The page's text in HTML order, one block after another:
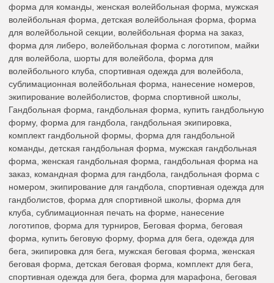
форма для команды, женская волейбольная форма, мужская
волейбольная форма, детская волейбольная форма, форма
для волейбольной секции, волейбольная форма на заказ,
форма для либеро, волейбольная форма с логотипом, майки
для волейбола, шорты для волейбола, форма для
волейбольного клуба, спортивная одежда для волейбола,
сублимационная волейбольная форма, нанесение номеров,
экипирование волейболистов, форма спортивной школы,
Гандбольная форма, гандбольная форма, купить гандбольную
форму, форма для гандбола, гандбольная экипировка,
комплект гандбольной формы, форма для гандбольной
команды, детская гандбольная форма, мужская гандбольная
форма, женская гандбольная форма, гандбольная форма на
заказ, командная форма для гандбола, гандбольная форма с
номером, экипирование для гандбола, спортивная одежда для
гандболистов, форма для спортивной школы, форма для
клуба, сублимационная печать на форме, нанесение
логотипов, форма для турниров, Беговая форма, беговая
форма, купить беговую форму, форма для бега, одежда для
бега, экипировка для бега, мужская беговая форма, женская
беговая форма, детская беговая форма, комплект для бега,
спортивная одежда для бега, форма для марафона, беговая